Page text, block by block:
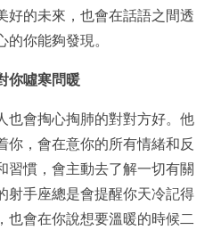
好的未來，也會在話語之間透
你能夠發現。
你噓寒問暖
也會掏心掏肺的對對方好。他
你，會在意你的所有情緒和反
習慣，會主動去了解一切有關
手座總是會提醒你天冷記得
也會在你說想要溫暖的時候二